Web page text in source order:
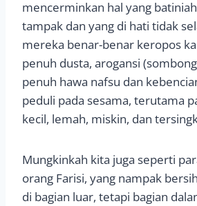
mencerminkan hal yang
tampak dan yang di hati tidak
mereka benar-benar keropos
penuh dusta, arogansi
penuh hawa nafsu dan
peduli pada sesama, terutama
kecil, lemah, miskin, dan
Mungkinkah kita juga seperti
orang Farisi, yang nampak
di bagian luar, tetapi bagian